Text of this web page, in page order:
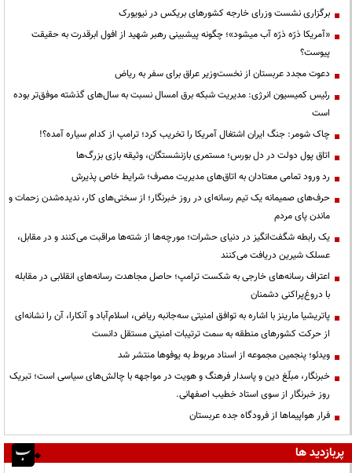
برگزاری نشست وزرای خارجه کشورهای بریکس در نیویورک
«آمریکا ذرّه ذرّه آب میشود»؛ چگونه پیشبینی رهبر شهید از افول ابرقدرت به حقیقت
پیوست؟
دعوت مجدد عربستان از نخست‌وزیر عراق برای سفر به ریاض
رئیس کمیسیون انرژی: مدیریت شبکه برق امسال نسبت به سال‌های گذشته موفق‌تر بوده
است
چاک شومر: جنگ ایران اشتغال آمریکا را تخریب کرد؛ ترامپ از کدام سیاره آمده؟!
اتاق پول دولت در دل بورس؛ مستمری بازنشستگان، وثیقه بازی بزرگ‌ها
رد ورود تمامی معتادان به اتاق‌های مدیریت مصرف؛ شرایط خاص پذیرش
حرف‌های صمیمانه یک تیم رسانه‌ای در روز خبرنگار؛ از سختی‌های کار، ندیده‌شدن زحمات و
ماندن پای مردم
یک رابطه شگفت‌انگیز در دنیای حشرات؛ مورچه‌ها از شته‌ها مراقبت می‌کنند و در مقابل،
عسلک شیرین دریافت می‌کنند
اعتراف رسانه‌های خارجی به شکست ترامپ؛ حاصل مجاهدت رسانه‌های انقلابی در مقابله
با دروغ‌پراکنی دشمنان
پاتریشیا مارینز با اشاره به توافق امنیتی سه‌جانبه ریاض، اسلام‌آباد و آنکارا، آن را نشانه‌ای
از حرکت کشورهای منطقه به سمت ترتیبات امنیتی مستقل دانست
ویدئو؛ پنجمین مجموعه از اسناد مربوط به یوفوها منتشر شد
خبرنگار، مبلّغ دین و پاسدار فرهنگ و هویت در مواجهه با چالش‌های سیاسی است؛ تبریک
روز خبرنگار از سوی استاد خطیب اصفهانی.
فرار هواپیماها از فرودگاه جده عربستان
پربازدید ها